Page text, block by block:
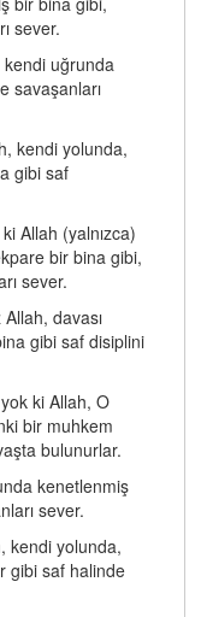
sever.
uğrunda
savaşanları
kendi yolunda,
gibi saf
Allah (yalnızca)
bir bina gibi,
sever.
davası
gibi saf disiplini
ki Allah, O
bir muhkem
bulunurlar.
kenetlenmiş
sever.
kendi yolunda,
gibi saf halinde